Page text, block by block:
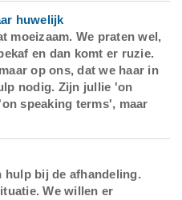
huwelijk
moeizaam. We praten wel,
en dan komt er ruzie.
op ons, dat we haar in
nodig. Zijn jullie 'on
speaking terms', maar
hulp bij de afhandeling.
We willen er